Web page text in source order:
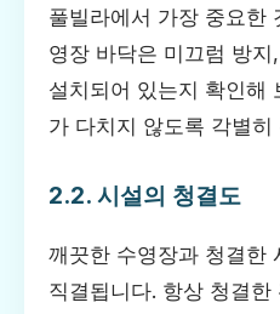
풀빌라에서 가장 중요한
영장 바닥은 미끄럼 방
설치되어 있는지 확인해
가 다치지 않도록 각별히
2.2. 시설의 청결도
깨끗한 수영장과 청결한
직결됩니다. 항상 청결